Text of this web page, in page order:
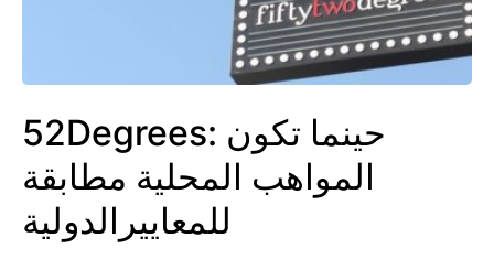
52Degrees: حينما تكون
المواهب المحلية مطابقة
للمعاييرالدولية